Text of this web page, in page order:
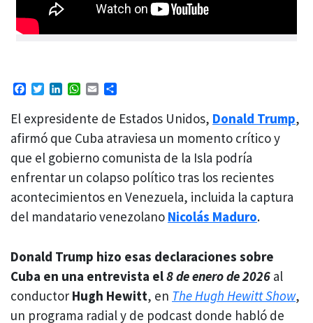
Facebook
TwitterLinkedIn
WhatsApp
Email
El expresidente de Estados Unidos, Donald Trump,
afirmó que Cuba atraviesa un momento crítico y
que el gobierno comunista de la Isla podría
enfrentar un colapso político tras los recientes
acontecimientos en Venezuela, incluida la captura
del mandatario venezolano Nicolás Maduro.
Donald Trump hizo esas declaraciones sobre
Cuba en una entrevista el8 de enero de 2026 al
conductor Hugh Hewitt, en The Hugh Hewitt Show,
un programa radial y de podcast donde habló de